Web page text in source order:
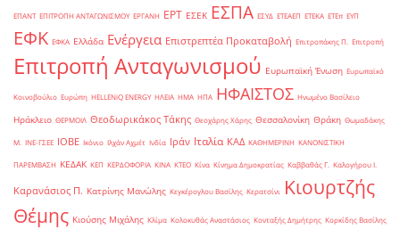
ΕΠΑΝΤ ΕΠΙΤΡΟΠΗ ΑΝΤΑΓΩΝΙΣΜΟΥ ΕΡΓΑΝΗ ΕΡΤ ΕΣΕΚ ΕΣΠΑ ΕΣΥΔ ΕΤΕΑΕΠ ΕΤΕΚΑ ΕΤΕπ ΕΥΠ
ΕΦΚ ΕΦΚΑ Ελλάδα Ενέργεια Επιστρεπτέα Προκαταβολή Επιτροπάκης Π. Επιτροπή
Επιτροπή Ανταγωνισμού Ευρωπαϊκή Ένωση Ευρωπαϊκό
Κοινοβούλιο Ευρώπη ΗELLENiQ ENERGY ΗΛΕΙΑ ΗΜΑ ΗΠΑ ΗΦΑΙΣΤΟΣ Ηνωμένο Βασίλειο
Ηράκλειο ΘΕΡΜΟΙΛ Θεοδωρικάκος Τάκης Θεοχάρης Χάρης Θεσσαλονίκη Θράκη Θωμαδάκης
Μ. ΙΝΕ-ΓΣΕΕ ΙΟΒΕ Ικόνιο Ιλχάν Αχμέτ Ινδία Ιράν Ιταλία ΚΑΔ ΚΑΘΗΜΕΡΙΝΗ ΚΑΝΟΝΙΣΤΙΚΗ
ΠΑΡΕΜΒΑΣΗ ΚΕΔΑΚ ΚΕΠ ΚΕΡΔΟΦΟΡΙΑ ΚΙΝΑ ΚΤΕΟ Κίνα Κίνημα Δημοκρατίας Καββαθάς Γ. Καλογήρου Ι.
Καρανάσιος Π. Κατρίνης Μανώλης Κεγκέρογλου Βασίλης Κερατσίνι
Κιουρτζής
Θέμης Κιούσης Μιχάλης Κλίμα Κολοκυθάς Αναστάσιος Κονταξής Δημήτρης Κορκίδης Βασίλης